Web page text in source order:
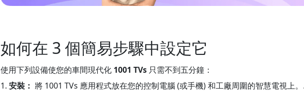
如何在 3 個簡易步驟中設定它
使用下列設備使您的車間現代化 1001 TVs 只需不到五分鐘：
1. 安裝： 將 1001 TVs 應用程式放在您的控制電腦 (或手機) 和工廠周圍的智慧電視上